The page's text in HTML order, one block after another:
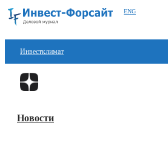
ENG
Инвестклимат
Финансы
Блокчейн
Новости